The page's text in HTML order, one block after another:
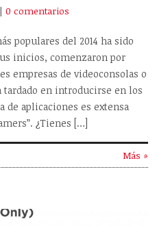
|0 comentarios
populares del 2014 ha sido
inicios, comenzaron por
empresas de videoconsolas o
tardado en introducirse en los
de aplicaciones es extensa
¿Tienes […]
Más »